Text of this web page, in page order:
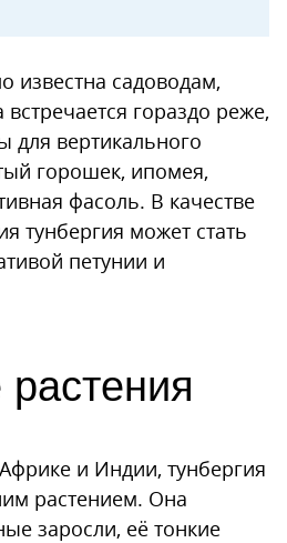
известна садоводам,
гораздо реже,
для вертикального
горошек, ипомея,
фасоль. В качестве
тунбергия может стать
петунии и
и Индии, тунбергия
растением. Она
заросли, её тонкие